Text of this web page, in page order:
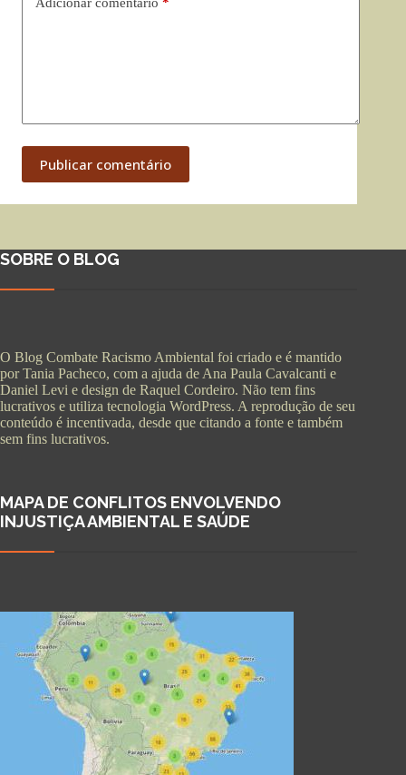
Adicionar comentário *
Publicar comentário
SOBRE O BLOG
O Blog Combate Racismo Ambiental foi criado e é mantido
por Tania Pacheco, com a ajuda de Ana Paula Cavalcanti e
Daniel Levi e design de Raquel Cordeiro. Não tem fins
lucrativos e utiliza tecnologia WordPress. A reprodução de seu
conteúdo é incentivada, desde que citando a fonte e também
sem fins lucrativos.
MAPA DE CONFLITOS ENVOLVENDO
INJUSTIÇA AMBIENTAL E SAÚDE